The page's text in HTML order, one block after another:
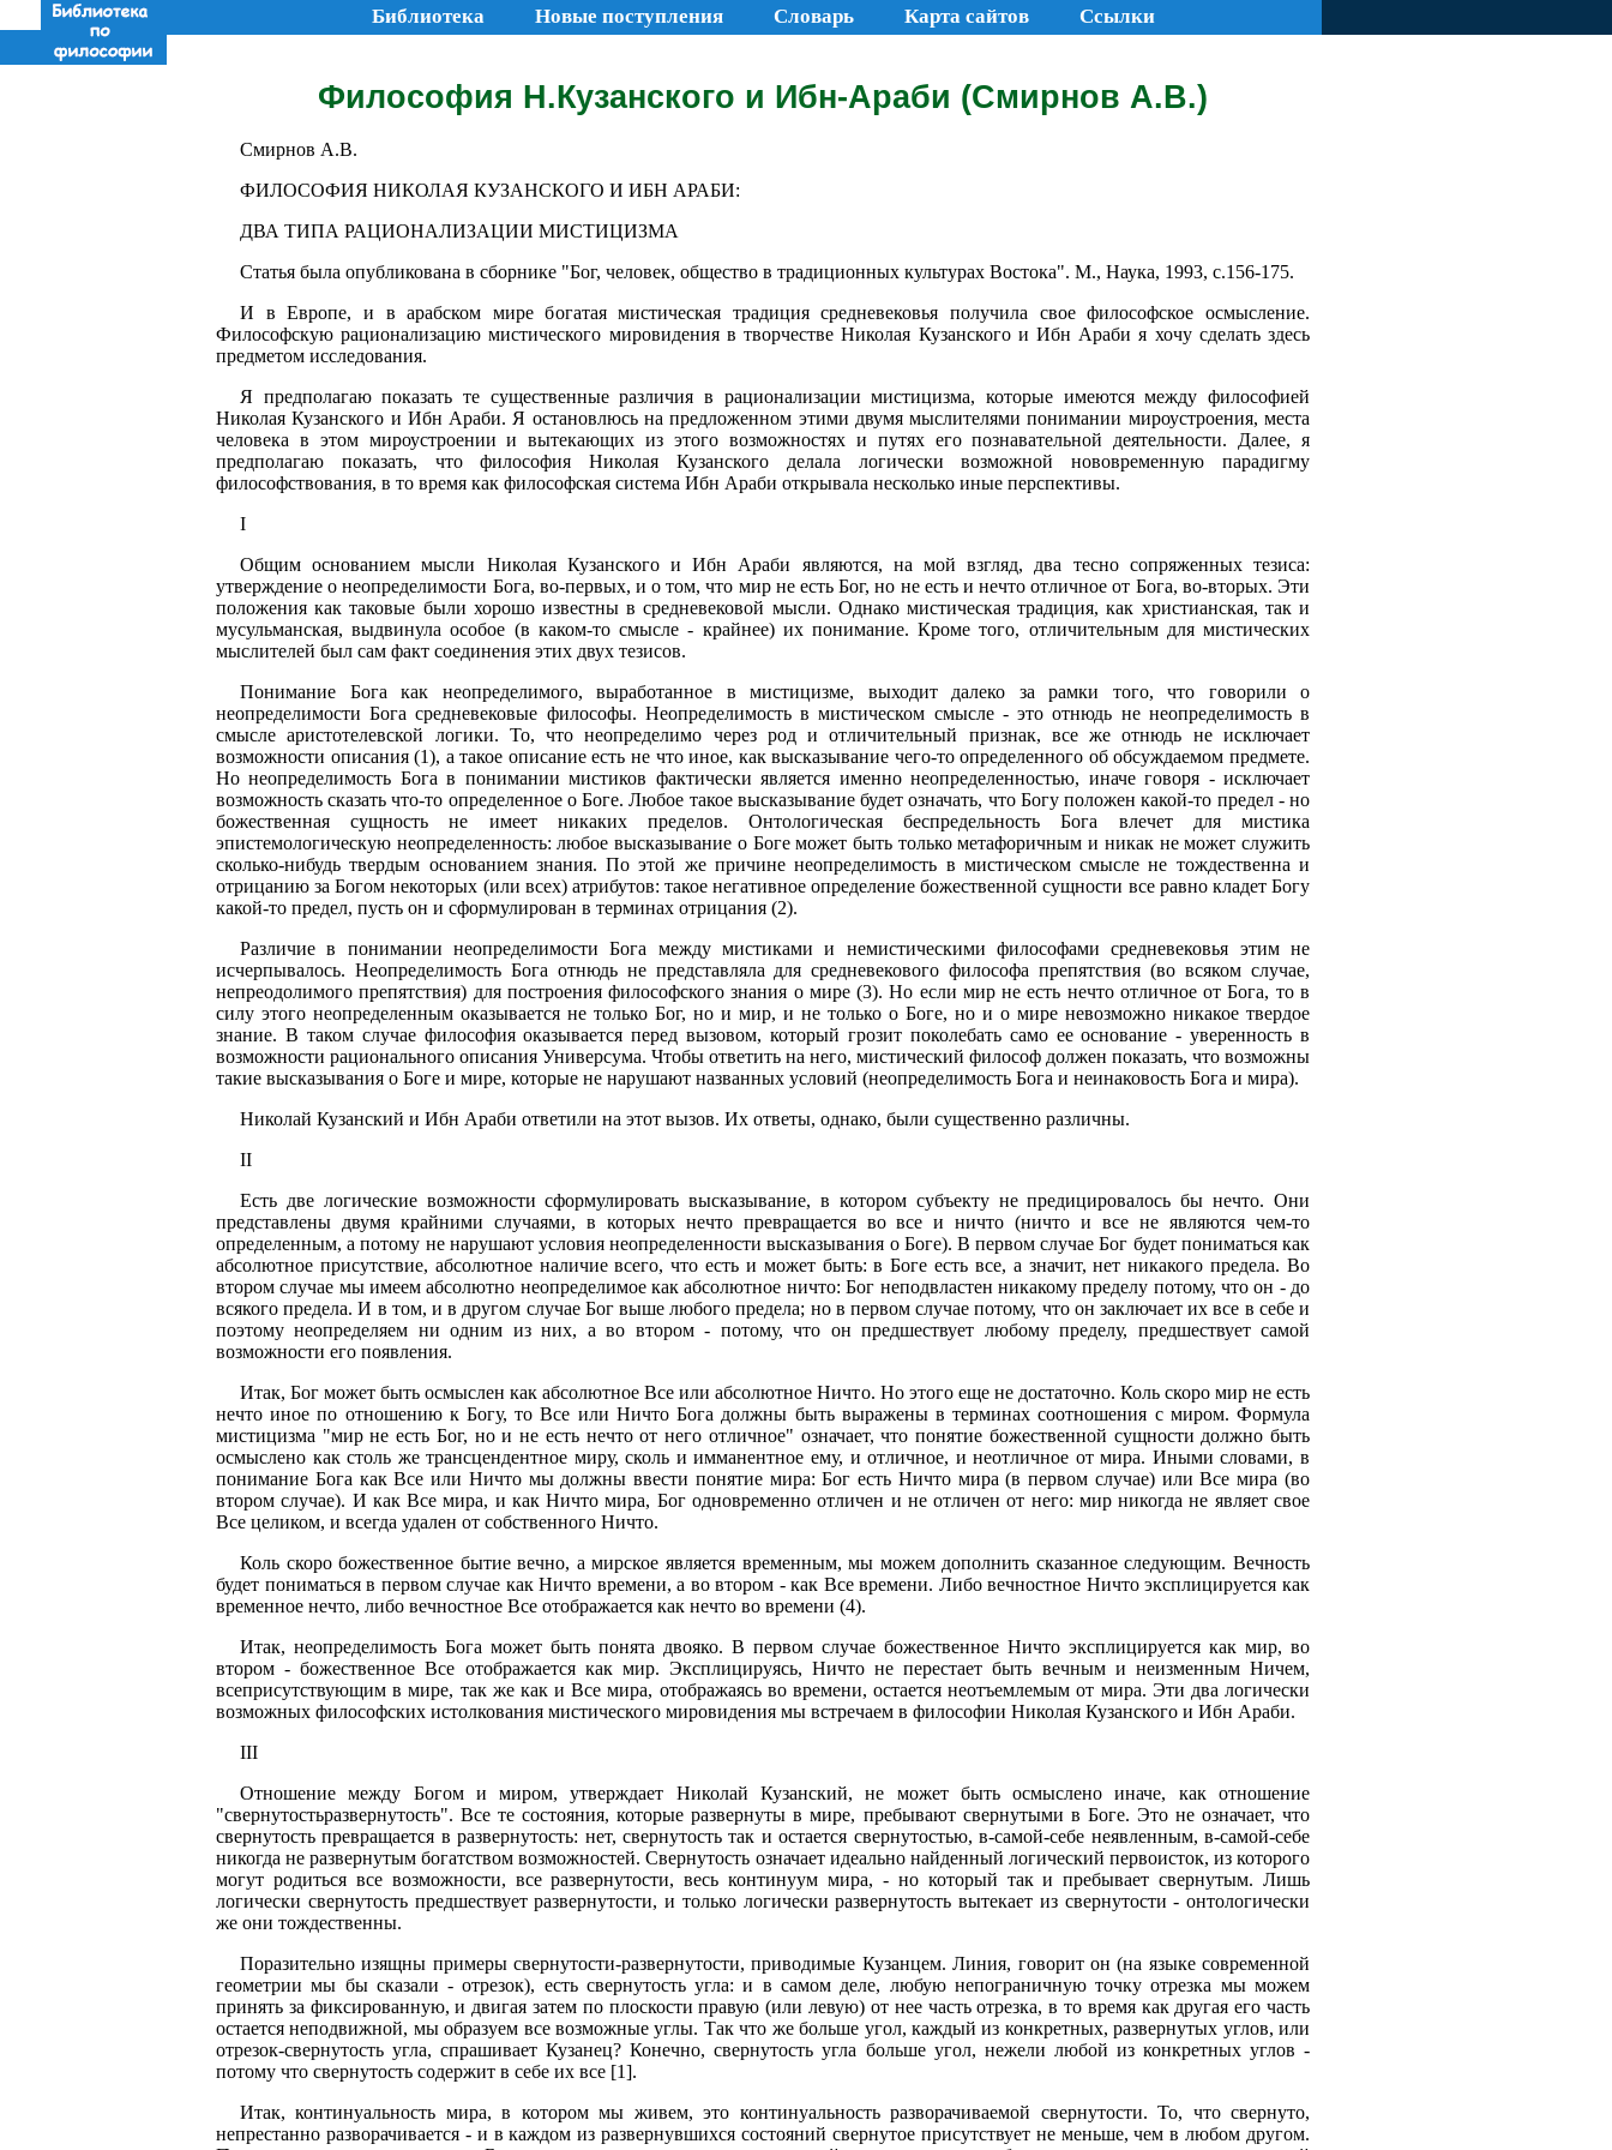
Библиотека Новые поступления Словарь Карта сайтов Ссылки
Философия Н.Кузанского и Ибн-Араби (Смирнов А.В.)
Смирнов А.В.
ФИЛОСОФИЯ НИКОЛАЯ КУЗАНСКОГО И ИБН АРАБИ:
ДВА ТИПА РАЦИОНАЛИЗАЦИИ МИСТИЦИЗМА
Статья была опубликована в сборнике "Бог, человек, общество в традиционных культурах Востока". М., Наука, 1993, с.156-175.
И в Европе, и в арабском мире богатая мистическая традиция средневековья получила свое философское осмысление.
Философскую рационализацию мистического мировидения в творчестве Николая Кузанского и Ибн Араби я хочу сделать здесь
предметом исследования.
Я предполагаю показать те существенные различия в рационализации мистицизма, которые имеются между философией
Николая Кузанского и Ибн Араби. Я остановлюсь на предложенном этими двумя мыслителями понимании мироустроения, места
человека в этом мироустроении и вытекающих из этого возможностях и путях его познавательной деятельности. Далее, я
предполагаю показать, что философия Николая Кузанского делала логически возможной нововременную парадигму
философствования, в то время как философская система Ибн Араби открывала несколько иные перспективы.
I
Общим основанием мысли Николая Кузанского и Ибн Араби являются, на мой взгляд, два тесно сопряженных тезиса:
утверждение о неопределимости Бога, во-первых, и о том, что мир не есть Бог, но не есть и нечто отличное от Бога, во-вторых. Эти
положения как таковые были хорошо известны в средневековой мысли. Однако мистическая традиция, как христианская, так и
мусульманская, выдвинула особое (в каком-то смысле - крайнее) их понимание. Кроме того, отличительным для мистических
мыслителей был сам факт соединения этих двух тезисов.
Понимание Бога как неопределимого, выработанное в мистицизме, выходит далеко за рамки того, что говорили о
неопределимости Бога средневековые философы. Неопределимость в мистическом смысле - это отнюдь не неопределимость в
смысле аристотелевской логики. То, что неопределимо через род и отличительный признак, все же отнюдь не исключает
возможности описания (1), а такое описание есть не что иное, как высказывание чего-то определенного об обсуждаемом предмете.
Но неопределимость Бога в понимании мистиков фактически является именно неопределенностью, иначе говоря - исключает
возможность сказать что-то определенное о Боге. Любое такое высказывание будет означать, что Богу положен какой-то предел - но
божественная сущность не имеет никаких пределов. Онтологическая беспредельность Бога влечет для мистика
эпистемологическую неопределенность: любое высказывание о Боге может быть только метафоричным и никак не может служить
сколько-нибудь твердым основанием знания. По этой же причине неопределимость в мистическом смысле не тождественна и
отрицанию за Богом некоторых (или всех) атрибутов: такое негативное определение божественной сущности все равно кладет Богу
какой-то предел, пусть он и сформулирован в терминах отрицания (2).
Различие в понимании неопределимости Бога между мистиками и немистическими философами средневековья этим не
исчерпывалось. Неопределимость Бога отнюдь не представляла для средневекового философа препятствия (во всяком случае,
непреодолимого препятствия) для построения философского знания о мире (3). Но если мир не есть нечто отличное от Бога, то в
силу этого неопределенным оказывается не только Бог, но и мир, и не только о Боге, но и о мире невозможно никакое твердое
знание. В таком случае философия оказывается перед вызовом, который грозит поколебать само ее основание - уверенность в
возможности рационального описания Универсума. Чтобы ответить на него, мистический философ должен показать, что возможны
такие высказывания о Боге и мире, которые не нарушают названных условий (неопределимость Бога и неинаковость Бога и мира).
Николай Кузанский и Ибн Араби ответили на этот вызов. Их ответы, однако, были существенно различны.
II
Есть две логические возможности сформулировать высказывание, в котором субъекту не предицировалось бы нечто. Они
представлены двумя крайними случаями, в которых нечто превращается во все и ничто (ничто и все не являются чем-то
определенным, а потому не нарушают условия неопределенности высказывания о Боге). В первом случае Бог будет пониматься как
абсолютное присутствие, абсолютное наличие всего, что есть и может быть: в Боге есть все, а значит, нет никакого предела. Во
втором случае мы имеем абсолютно неопределимое как абсолютное ничто: Бог неподвластен никакому пределу потому, что он - до
всякого предела. И в том, и в другом случае Бог выше любого предела; но в первом случае потому, что он заключает их все в себе и
поэтому неопределяем ни одним из них, а во втором - потому, что он предшествует любому пределу, предшествует самой
возможности его появления.
Итак, Бог может быть осмыслен как абсолютное Все или абсолютное Ничто. Но этого еще не достаточно. Коль скоро мир не есть
нечто иное по отношению к Богу, то Все или Ничто Бога должны быть выражены в терминах соотношения с миром. Формула
мистицизма "мир не есть Бог, но и не есть нечто от него отличное" означает, что понятие божественной сущности должно быть
осмыслено как столь же трансцендентное миру, сколь и имманентное ему, и отличное, и неотличное от мира. Иными словами, в
понимание Бога как Все или Ничто мы должны ввести понятие мира: Бог есть Ничто мира (в первом случае) или Все мира (во
втором случае). И как Все мира, и как Ничто мира, Бог одновременно отличен и не отличен от него: мир никогда не являет свое
Все целиком, и всегда удален от собственного Ничто.
Коль скоро божественное бытие вечно, а мирское является временным, мы можем дополнить сказанное следующим. Вечность
будет пониматься в первом случае как Ничто времени, а во втором - как Все времени. Либо вечностное Ничто эксплицируется как
временное нечто, либо вечностное Все отображается как нечто во времени (4).
Итак, неопределимость Бога может быть понята двояко. В первом случае божественное Ничто эксплицируется как мир, во
втором - божественное Все отображается как мир. Эксплицируясь, Ничто не перестает быть вечным и неизменным Ничем,
всеприсутствующим в мире, так же как и Все мира, отображаясь во времени, остается неотъемлемым от мира. Эти два логически
возможных философских истолкования мистического мировидения мы встречаем в философии Николая Кузанского и Ибн Араби.
III
Отношение между Богом и миром, утверждает Николай Кузанский, не может быть осмыслено иначе, как отношение
"свернутостьразвернутость". Все те состояния, которые развернуты в мире, пребывают свернутыми в Боге. Это не означает, что
свернутость превращается в развернутость: нет, свернутость так и остается свернутостью, в-самой-себе неявленным, в-самой-себе
никогда не развернутым богатством возможностей. Свернутость означает идеально найденный логический первоисток, из которого
могут родиться все возможности, все развернутости, весь континуум мира, - но который так и пребывает свернутым. Лишь
логически свернутость предшествует развернутости, и только логически развернутость вытекает из свернутости - онтологически
же они тождественны.
Поразительно изящны примеры свернутости-развернутости, приводимые Кузанцем. Линия, говорит он (на языке современной
геометрии мы бы сказали - отрезок), есть свернутость угла: и в самом деле, любую непограничную точку отрезка мы можем
принять за фиксированную, и двигая затем по плоскости правую (или левую) от нее часть отрезка, в то время как другая его часть
остается неподвижной, мы образуем все возможные углы. Так что же больше угол, каждый из конкретных, развернутых углов, или
отрезок-свернутость угла, спрашивает Кузанец? Конечно, свернутость угла больше угол, нежели любой из конкретных углов -
потому что свернутость содержит в себе их все [1].
Итак, континуальность мира, в котором мы живем, это континуальность разворачиваемой свернутости. То, что свернуто,
непрестанно разворачивается - и в каждом из развернувшихся состояний свернутое присутствует не меньше, чем в любом другом.